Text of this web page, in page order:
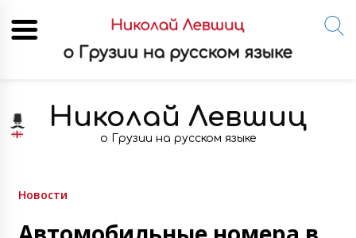
content
Николай Левшиц
о Грузии на русском языке
Новости